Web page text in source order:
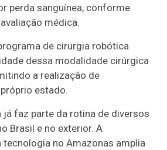
perda sanguínea, conforme
médica.
de cirurgia robótica
dessa modalidade cirúrgica
a realização de
estado.
já faz parte da rotina de diversos
Brasil e no exterior. A
tecnologia no Amazonas amplia